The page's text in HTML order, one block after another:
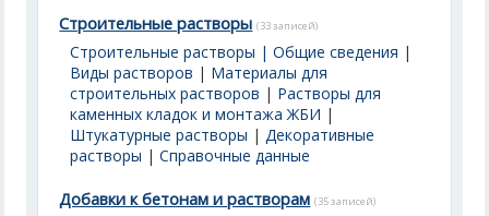
Строительные растворы (33 записей)
Строительные растворы | Общие сведения |
Виды растворов | Материалы для
строительных растворов | Растворы для
каменных кладок и монтажа ЖБИ |
Штукатурные растворы |Декоративные
растворы |Справочные данные
Добавки к бетонам и растворам (35 записей)